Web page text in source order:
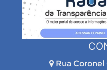
Rua Coronel